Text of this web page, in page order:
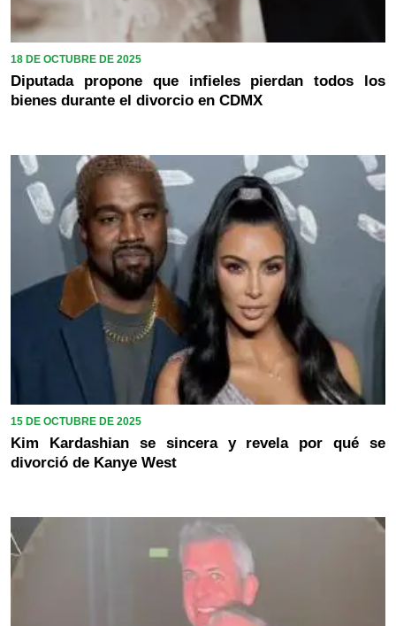
18 DE OCTUBRE DE 2025
Diputada propone que infieles pierdan todos los
bienes durante el divorcio en CDMX
15 DE OCTUBRE DE 2025
Kim Kardashian se sincera y revela por qué se
divorció de Kanye West